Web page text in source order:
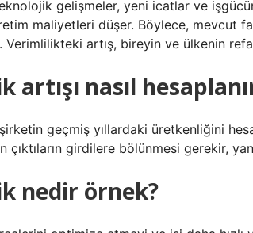
gelişmeler, yeni icatlar ve
maliyetleri düşer. Böylece, mevcut
Verimlilikteki artış, bireyin ve ülkenin
artışı nasıl
geçmiş yıllardaki üretkenliğini
çıktıların girdilere bölünmesi gerekir,
nedir örnek?